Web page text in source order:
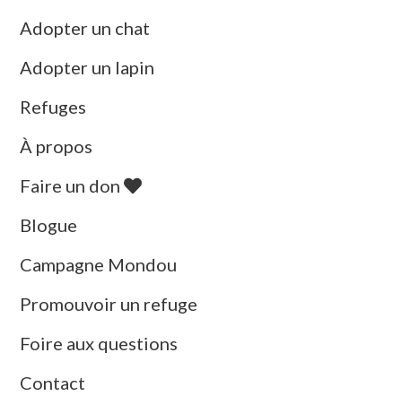
Adopter un chat
Adopter un lapin
Refuges
À propos
Faire un don
Blogue
Campagne Mondou
Promouvoir un refuge
Foire aux questions
Contact